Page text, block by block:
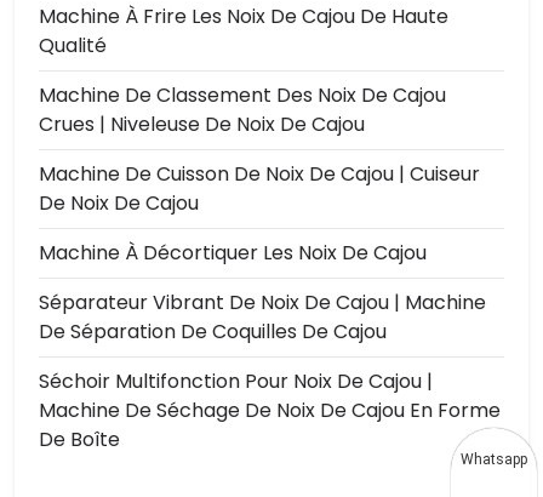
Machine À Frire Les Noix De Cajou De Haute
Qualité
Machine De Classement Des Noix De Cajou
Crues | Niveleuse De Noix De Cajou
Machine De Cuisson De Noix De Cajou | Cuiseur
De Noix De Cajou
Machine À Décortiquer Les Noix De Cajou
Séparateur Vibrant De Noix De Cajou | Machine
De Séparation De Coquilles De Cajou
Séchoir Multifonction Pour Noix De Cajou |
Machine De Séchage De Noix De Cajou En Forme
De Boîte
Whatsapp